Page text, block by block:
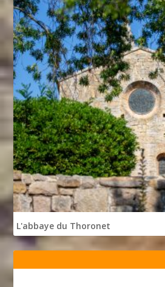
L'abbaye du Thoronet